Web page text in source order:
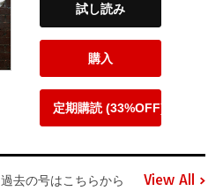
試し読み
購入
定期購読 (33%OFF)
過去の号はこちらから View All